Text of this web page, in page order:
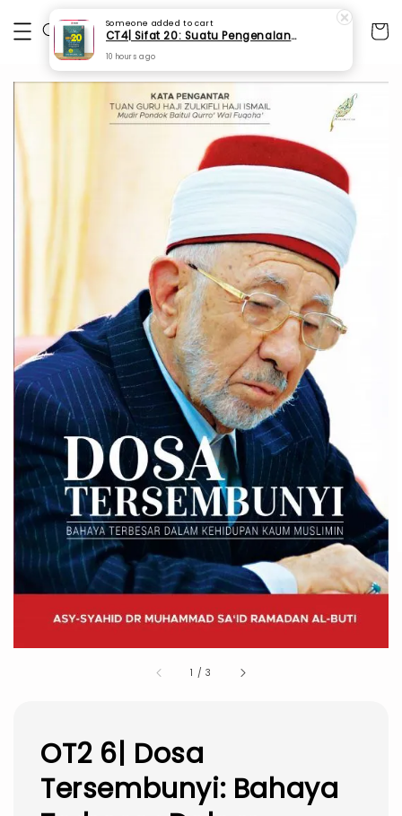
1 /3
OT2 6| Dosa
Tersembunyi: Bahaya
Someone added to cart
CT4| Sifat 20: Suatu Pengenalan Asas (SPI 67)
10 hours ago